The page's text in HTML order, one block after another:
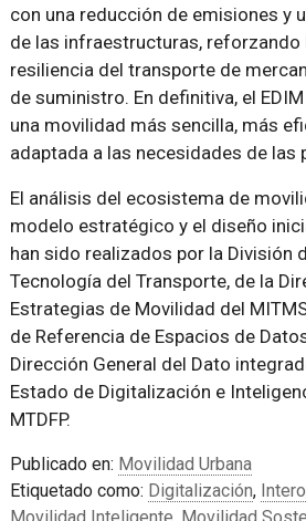
con una reducción de emisiones y
de las infraestructuras, reforzando
resiliencia del transporte de
de suministro. En definitiva, el
una movilidad más sencilla, más
adaptada a las necesidades de las
El análisis del ecosistema de
modelo estratégico y el diseño
han sido realizados por la División
Tecnología del Transporte, de la
Estrategias de Movilidad del
de Referencia de Espacios de
Dirección General del Dato
Estado de Digitalización e
MTDFP.
Publicado en: Movilidad Urbana
Etiquetado como: Digitalización,